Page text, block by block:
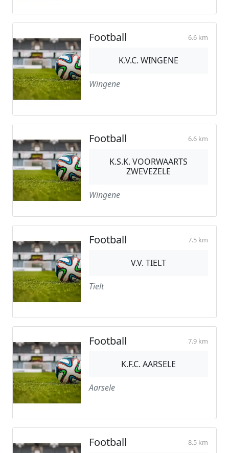
Football 6.6 km
K.V.C. WINGENE
Wingene
Football 6.6 km
K.S.K. VOORWAARTS
ZWEVEZELE
Wingene
Football 7.5 km
V.V. TIELT
Tielt
Football 7.9 km
K.F.C. AARSELE
Aarsele
Football 8.5 km